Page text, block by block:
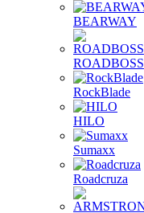
BEARWAY
ROADBOSS
RockBlade
HILO
Sumaxx
Roadcruza